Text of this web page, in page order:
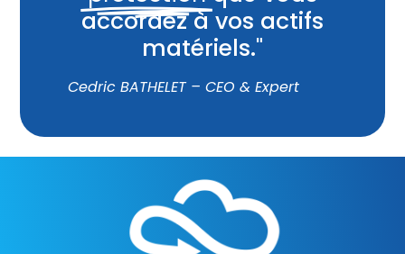
accordez à vos actifs
matériels."
Cedric BATHELET – CEO & Expert